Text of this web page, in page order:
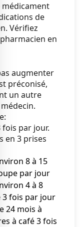
médicament
de
Vérifiez
en
augmenter
préconisé,
un autre
fois par jour.
en 3 prises
8 à 15
par jour
4 à 8
3 fois par jour
24 mois à
à café 3 fois